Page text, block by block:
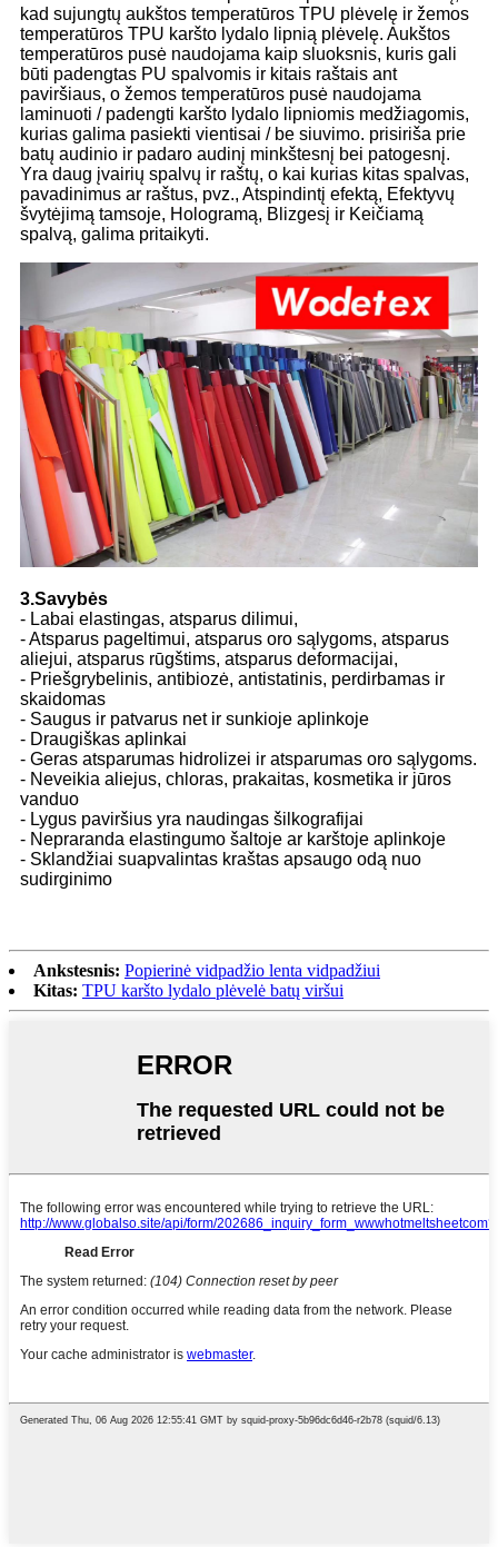
kad sujungtų aukštos temperatūros TPU plėvelę ir žemos
temperatūros TPU karšto lydalo lipnią plėvelę. Aukštos
temperatūros pusė naudojama kaip sluoksnis, kuris gali
būti padengtas PU spalvomis ir kitais raštais ant
paviršiaus, o žemos temperatūros pusė naudojama
laminuoti / padengti karšto lydalo lipniomis medžiagomis,
kurias galima pasiekti vientisai / be siuvimo. prisiriša prie
batų audinio ir padaro audinį minkštesnį bei patogesnį.
Yra daug įvairių spalvų ir raštų, o kai kurias kitas spalvas,
pavadinimus ar raštus, pvz., Atspindintį efektą, Efektyvų
švytėjimą tamsoje, Hologramą, Blizgesį ir Keičiamą
spalvą, galima pritaikyti.
3.Savybės
- Labai elastingas, atsparus dilimui,
- Atsparus pageltimui, atsparus oro sąlygoms, atsparus
aliejui, atsparus rūgštims, atsparus deformacijai,
- Priešgrybelinis, antibiozė, antistatinis, perdirbamas ir
skaidomas
- Saugus ir patvarus net ir sunkioje aplinkoje
- Draugiškas aplinkai
- Geras atsparumas hidrolizei ir atsparumas oro sąlygoms.
- Neveikia aliejus, chloras, prakaitas, kosmetika ir jūros
vanduo
- Lygus paviršius yra naudingas šilkografijai
- Nepraranda elastingumo šaltoje ar karštoje aplinkoje
- Sklandžiai suapvalintas kraštas apsaugo odą nuo
sudirginimo
Ankstesnis: Popierinė vidpadžio lenta vidpadžiui
Kitas: TPU karšto lydalo plėvelė batų viršui